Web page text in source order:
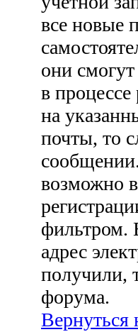
все новые
они
в
на
почты, то
возможно
фильтром.
адрес
получили,
форума.
Вернуться